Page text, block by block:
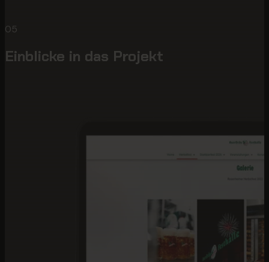
05
Einblicke in das Projekt